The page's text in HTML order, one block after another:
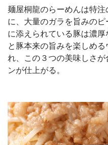
麺屋桐龍のらーめんは特
に、大量のガラを旨みの
に添えられている豚は濃
と豚本来の旨みを楽しめ
れ、この３つの美味しさ
ンが仕上がる。